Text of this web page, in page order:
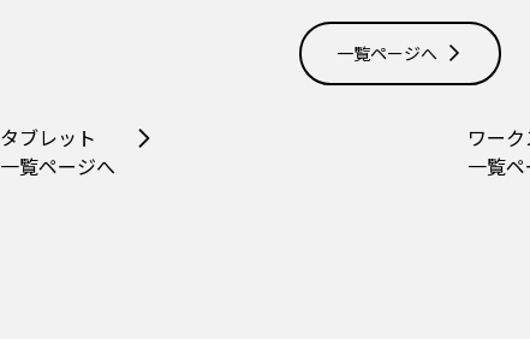
一覧ページへ
タブレット
一覧ページへ
ワー
一覧ペ